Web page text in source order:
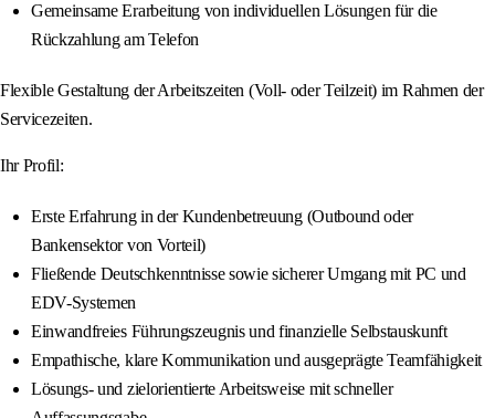
Gemeinsame Erarbeitung von individuellen Lösungen für die
Rückzahlung am Telefon
Flexible Gestaltung der Arbeitszeiten (Voll- oder Teilzeit) im Rahmen der
Servicezeiten.
Ihr Profil:
Erste Erfahrung in der Kundenbetreuung (Outbound oder
Bankensektor von Vorteil)
Fließende Deutschkenntnisse sowie sicherer Umgang mit PC und
EDV-Systemen
Einwandfreies Führungszeugnis und finanzielle Selbstauskunft
Empathische, klare Kommunikation und ausgeprägte Teamfähigkeit
Lösungs- und zielorientierte Arbeitsweise mit schneller